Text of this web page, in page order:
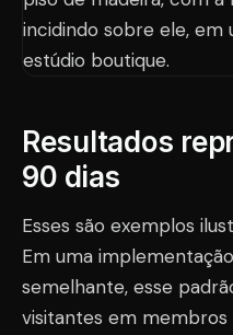
Resultados
90 dias
Esses são exemplos
Em uma
semelhante, esse
visitantes em membros